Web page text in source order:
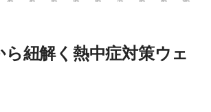
ら紐解く熱中症対策ウェ